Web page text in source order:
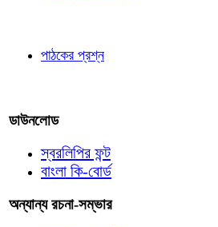
পাঠকের প্রশ্ন
ডাউনলোড
স্বরলিপির ফন্ট
বাংলা কি-বোর্ড
অন্যান্য রচনা-সম্ভার